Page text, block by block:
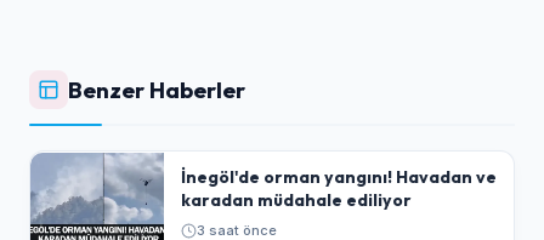
Benzer Haberler
İnegöl'de orman yangını! Havadan ve
karadan müdahale ediliyor
3 saat önce